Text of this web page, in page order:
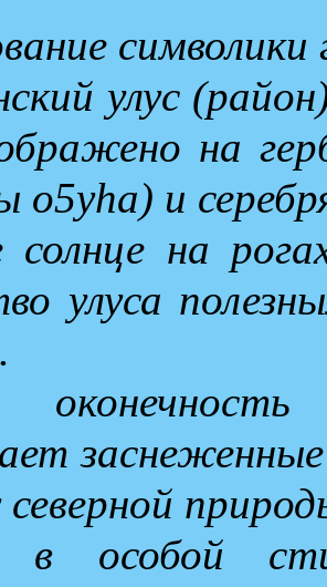
символики
улус
на
и
солнце на
улуса
северной
в особой